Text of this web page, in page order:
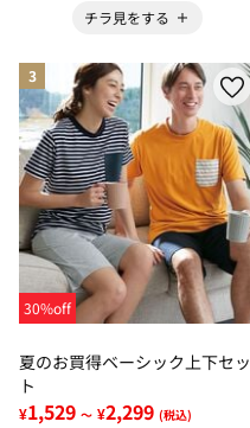
チラ見をする
3
30%off
夏のお買得ベーシック上下セッ
ト
¥1,529 ～ ¥2,299 (税込)